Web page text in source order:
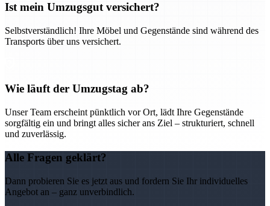
Ist mein Umzugsgut versichert?
Selbstverständlich! Ihre Möbel und Gegenstände sind während des
Transports über uns versichert.
Wie läuft der Umzugstag ab?
Unser Team erscheint pünktlich vor Ort, lädt Ihre Gegenstände
sorgfältig ein und bringt alles sicher ans Ziel – strukturiert, schnell
und zuverlässig.
Alle Fragen geklärt?
Dann probieren Sie es jetzt aus und fordern Sie Ihr individuelles
Angebot an – ganz unverbindlich.